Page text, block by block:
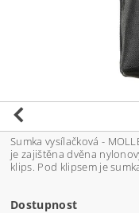
Sumka vysílačková - MOLLE Sumka M.O.L.L.E. na ruční vysílačku,
je zajištěna dvěna
klips. Pod klipsem je
Dostupnost